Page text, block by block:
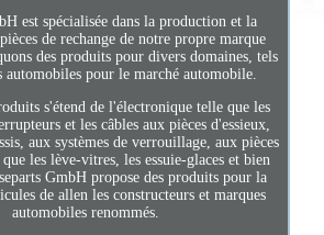
est spécialisée dans la production et la
de rechange de notre propre marque
des produits pour divers domaines, tels
automobiles pour le marché automobile.
s'étend de l'électronique telle que les
et les câbles aux pièces d'essieux,
aux systèmes de verrouillage, aux pièces
les lève-vitres, les essuie-glaces et bien
GmbH propose des produits pour la
de allen les constructeurs et marques
automobiles renommés.